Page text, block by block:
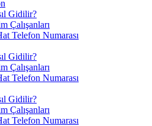
Gidilir?
Çalışanları
Telefon Numarası
Gidilir?
Çalışanları
Telefon Numarası
Gidilir?
Çalışanları
Telefon Numarası